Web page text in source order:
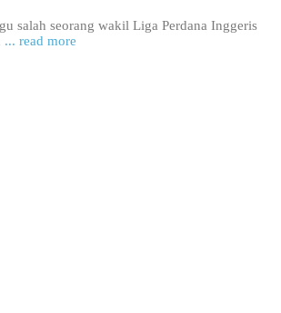
salah seorang wakil Liga Perdana Inggeris
... read more